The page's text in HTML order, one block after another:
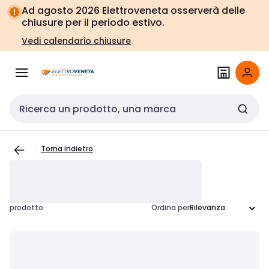
Vai alla
navigazione
Vai
alla
pagina
Ad agosto 2026 Elettroveneta osserverà delle
chiusure per il periodo estivo.
Vedi calendario chiusure
Cerca input
Torna indietro
prodotto Ordina per